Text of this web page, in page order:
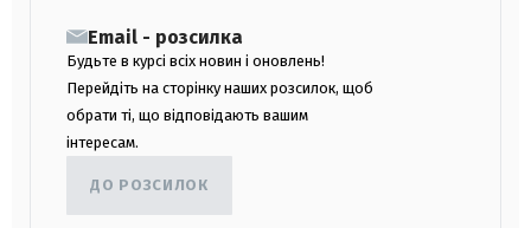
Email - розсилка
Будьте в курсі всіх новин і оновлень!
Перейдіть на сторінку наших розсилок, щоб
обрати ті, що відповідають вашим
інтересам.
ДО РОЗСИЛОК